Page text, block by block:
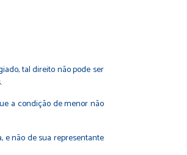
tal direito não pode ser
a condição de menor não
e não de sua representante